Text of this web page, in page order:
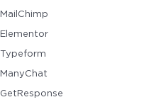
MailChimp
Elementor
Typeform
ManyChat
GetResponse